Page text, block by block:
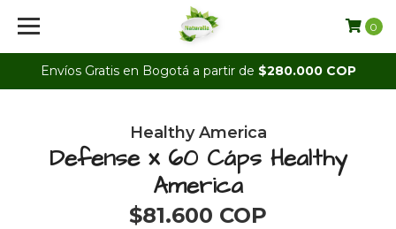
Envíos Gratis en Bogotá a partir de $280.000 COP
0
Healthy America
Defense x 60 Cáps Healthy
America
$81.600 COP